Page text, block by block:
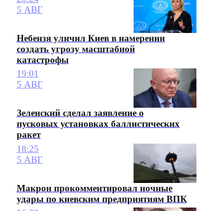
5 АВГ
Небензя уличил Киев в намерении
создать угрозу масштабной
катастрофы
19:01
5 АВГ
Зеленский сделал заявление о
пусковых установках баллистических
ракет
18:25
5 АВГ
Макрон прокомментировал ночные
удары по киевским предприятиям ВПК